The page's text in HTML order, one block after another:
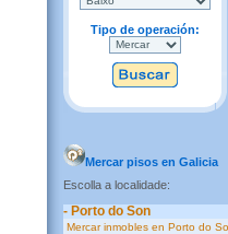
Tipo de operación:
Mercar pisos en Galicia
Escolla a localidade:
- Porto do Son
Mercar inmobles en Porto do